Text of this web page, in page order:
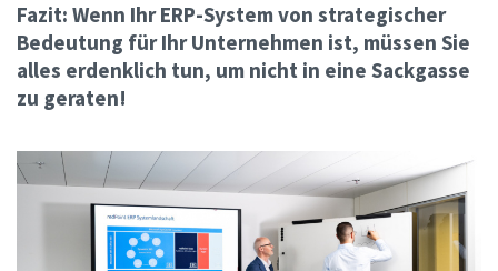
Fazit: Wenn Ihr ERP-System von strategischer
Bedeutung für Ihr Unternehmen ist, müssen Sie
alles erdenklich tun, um nicht in eine Sackgasse
zu geraten!